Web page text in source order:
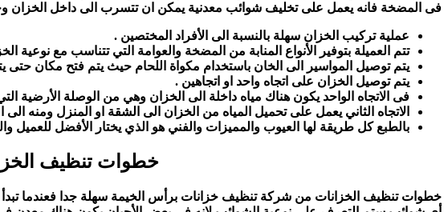
فى المضخة فانه يعمل على تخليف شوائب معدنية يمكن ان تتسرب الى داخل الخزان
عملية تركيب الخزان سهلة بالنسبة الى الأفراد المختصين .
تتم العميلة بتوفير الأنواع المنابة من المضخة والعوامة التي تتناسب مع نوعية
يتم توصيل المواسير الى الخان باستخدام مكواة اللحام حيث يتم فتح مكان حتى
يتم توصيل الخزان على اتجاه واحد او اتجاهين .
فى الاتجاه الواحد يكون هناك مياه داخلة الى الخزان وهي من الوصلة الأرضية
الاتجاه الثاني يعمل على تحميل المياه من الخزان الى الشقة او المنزل ومنه
بالطبع كل طريقة لها العيوب والمميزات والفني هو الذي يختار الأفضل للعميل
خطوات تنظيف
خطوات تنظيف الخزانات من شركة تنظيف خزانات برأس الخيمة سهلة جدا فعندما تبدأ